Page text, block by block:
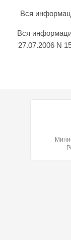
Вся
Вся
27.07.2006 N